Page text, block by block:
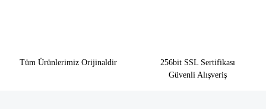
Tüm Ürünlerimiz Orijinaldir
256bit SSL Sertifikası
Güvenli Alışveriş